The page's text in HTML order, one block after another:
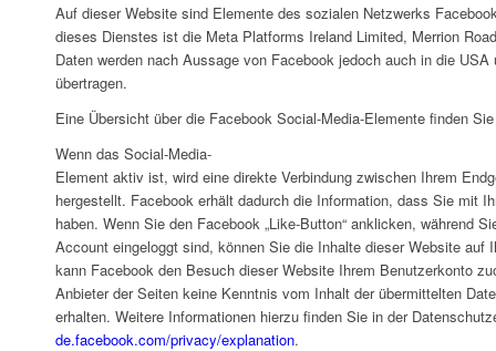
Auf dieser Website sind Elemente des sozialen Netzwerks
dieses Dienstes ist die Meta Platforms Ireland Limited, Merrion
Daten werden nach Aussage von Facebook jedoch auch in die USA
übertragen.
Eine Übersicht über die Facebook Social-Media-Elemente finden
Wenn das Social-Media-
Element aktiv ist, wird eine direkte Verbindung zwischen Ihrem
hergestellt. Facebook erhält dadurch die Information, dass Sie mit
haben. Wenn Sie den Facebook „Like-Button“ anklicken, während
Account eingeloggt sind, können Sie die Inhalte dieser Website auf
kann Facebook den Besuch dieser Website Ihrem Benutzerkonto
Anbieter der Seiten keine Kenntnis vom Inhalt der übermittelten
erhalten. Weitere Informationen hierzu finden Sie in der
de.facebook.com/privacy/explanation.